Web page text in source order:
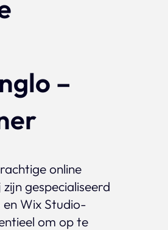
–
online
gespecialiseerd
Wix Studio-
om op te